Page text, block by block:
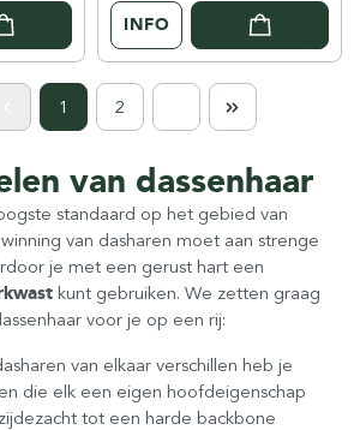
INFO
1 2
van dassenhaar
standaard op het gebied van
van dasharen moet aan strenge
je met een gerust hart een
kunt gebruiken. We zetten graag
voor je op een rij:
van elkaar verschillen heb je
die elk een eigen hoofdeigenschap
tot een harde backbone